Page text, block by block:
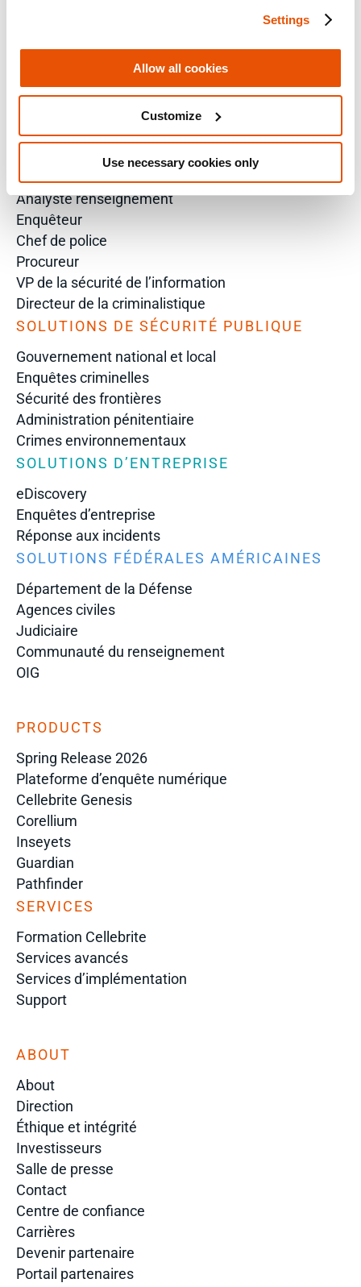
Settings
Allow all cookies
Customize
Use necessary cookies only
S'inscrire à nos e-mails
Analyste
Solutions d’entreprise pour les directeurs IT
Examinateurs
Analyste renseignement
Enquêteur
Chef de police
Procureur
VP de la sécurité de l’information
Directeur de la criminalistique
SOLUTIONS DE SÉCURITÉ PUBLIQUE
Gouvernement national et local
Enquêtes criminelles
Sécurité des frontières
Administration pénitentiaire
Crimes environnementaux
SOLUTIONS D’ENTREPRISE
eDiscovery
Enquêtes d’entreprise
Réponse aux incidents
SOLUTIONS FÉDÉRALES AMÉRICAINES
Département de la Défense
Agences civiles
Judiciaire
Communauté du renseignement
OIG
PRODUCTS
Spring Release 2026
Plateforme d’enquête numérique
Cellebrite Genesis
Corellium
Inseyets
Guardian
Pathfinder
SERVICES
Formation Cellebrite
Services avancés
Services d’implémentation
Support
ABOUT
About
Direction
Éthique et intégrité
Investisseurs
Salle de presse
Contact
Centre de confiance
Carrières
Devenir partenaire
Portail partenaires